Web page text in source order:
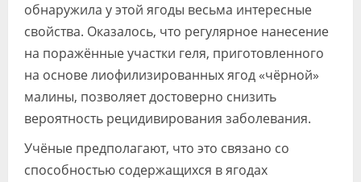
обнаружила у этой ягоды весьма интересные
свойства. Оказалось, что регулярное нанесение
на поражённые участки геля, приготовленного
на основе лиофилизированных ягод «чёрной»
малины, позволяет достоверно снизить
вероятность рецидивирования заболевания.
Учёные предполагают, что это связано со
способностью содержащихся в ягодах